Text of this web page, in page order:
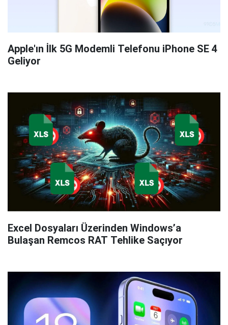
Apple'ın İlk 5G Modemli Telefonu iPhone SE 4
Geliyor
Excel Dosyaları Üzerinden Windows’a
Bulaşan Remcos RAT Tehlike Saçıyor